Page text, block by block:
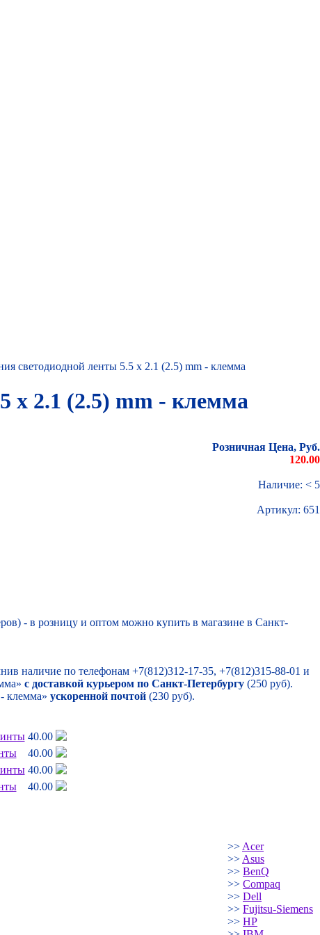
светодиодной ленты 5.5 x 2.1 (2.5) mm - клемма
x 2.1 (2.5) mm - клемма
Розничная Цена, Руб.
120.00
Наличие: < 5
Артикул: 651
- в розницу и оптом можно купить в магазине в Санкт-
наличие по телефонам +7(812)312-17-35, +7(812)315-88-01 и
с доставкой курьером по Санкт-Петербургу (250 руб).
клемма» ускоренной почтой (230 руб).
40.00
40.00
40.00
40.00
>> Acer
>> Asus
>> BenQ
>> Compaq
>> Dell
>> Fujitsu-Siemens
>> HP